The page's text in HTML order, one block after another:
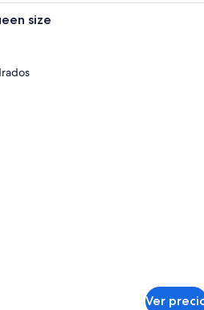
Habitación de hotel con
size
Ver